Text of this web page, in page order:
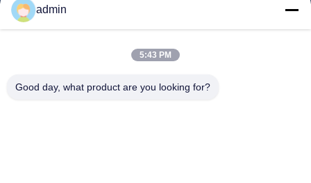
제품
비디오
공장 견학
admin
5:43 PM
Good day, what product are you looking for?